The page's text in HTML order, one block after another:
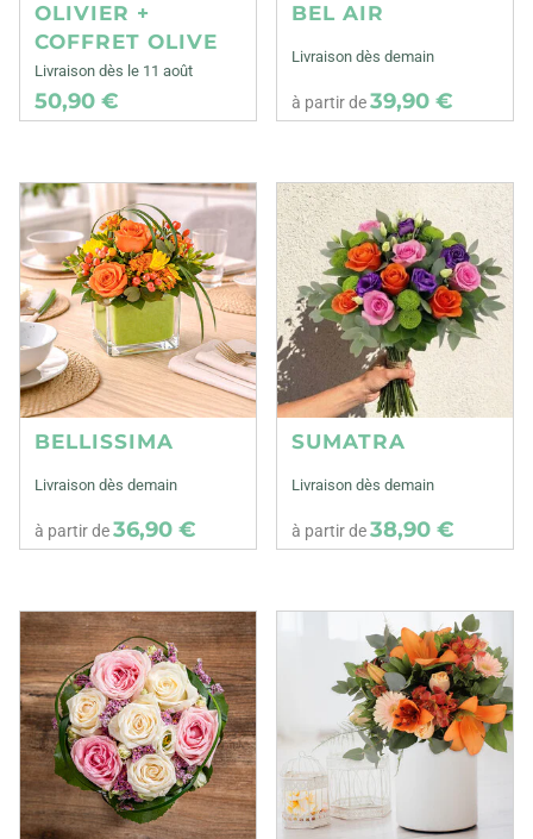
OLIVIER +
COFFRET OLIVE
Livraison dès le 11 août
50,90 €
BEL AIR
Livraison dès demain
à partir de39,90 €
BELLISSIMA
Livraison dès demain
à partir de36,90 €
SUMATRA
Livraison dès demain
à partir de38,90 €